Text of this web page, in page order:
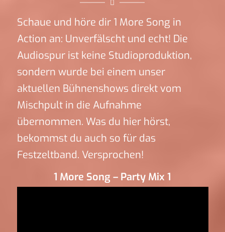
Schaue und höre dir 1 More Song in
Action an: Unverfälscht und echt! Die
Audiospur ist keine Studioproduktion,
sondern wurde bei einem unser
aktuellen Bühnenshows direkt vom
Mischpult in die Aufnahme
übernommen. Was du hier hörst,
bekommst du auch so für das
Festzeltband. Versprochen!
1 More Song – Party Mix 1